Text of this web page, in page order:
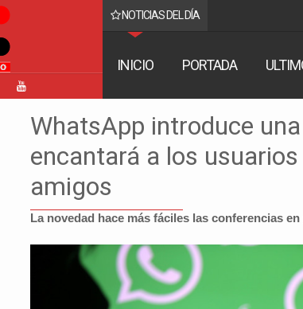
NOTICIAS DEL DÍA
y Samuel Caso
INICIO PORTADA
WhatsApp introduce
encantará a los
amigos
La novedad hace más fáciles las conferencias